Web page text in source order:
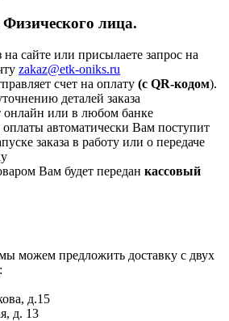
лица.
на сайте или присылаете запрос на
zakaz@etk-oniks.ru
счет на оплату (с QR-кодом).
деталей заказа
онлайн или в любом банке
автоматически Вам поступит
заказа в работу или о передаче
Вам будет передан кассовый
можем предложить доставку с двух
д.15
д. 13